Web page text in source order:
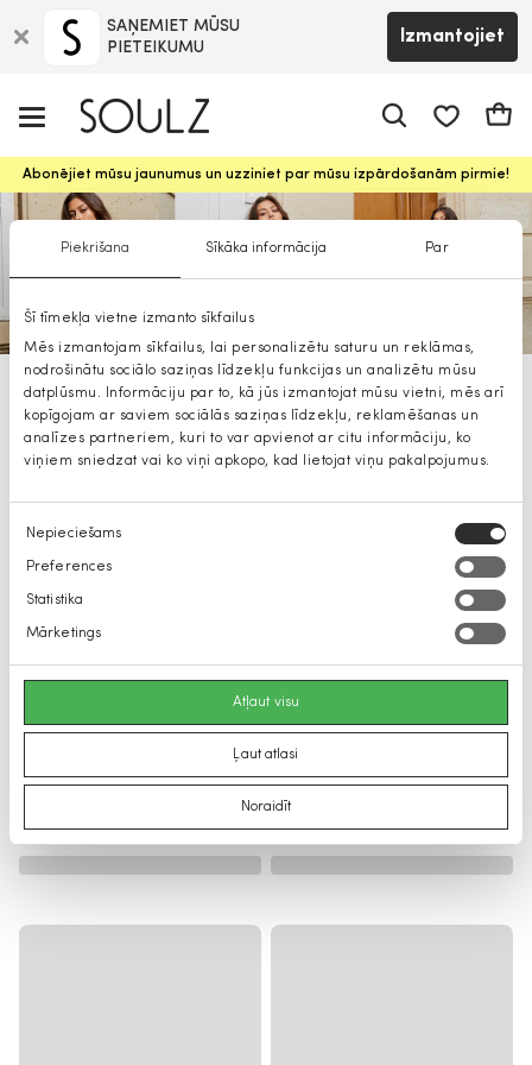
Piekrišana Sīkāka informācija Par
Šī tīmekļa vietne izmanto sīkfailus
Mēs izmantojam sīkfailus, lai personalizētu saturu un reklāmas,
nodrošinātu sociālo saziņas līdzekļu funkcijas un analizētu mūsu
datplūsmu. Informāciju par to, kā jūs izmantojat mūsu vietni, mēs arī
kopīgojam ar saviem sociālās saziņas līdzekļu, reklamēšanas un
analīzes partneriem, kuri to var apvienot ar citu informāciju, ko
viņiem sniedzat vai ko viņi apkopo, kad lietojat viņu pakalpojumus.
Piekrišanas
izvēle
Nepieciešams
Preferences
Statistika
Mārketings
Atļaut visu
Ļaut atlasi
Noraidīt
SAŅEMIET MŪSU
PIETEIKUMU
Izmantojiet
Abonējiet mūsu jaunumus un uzziniet par mūsu izpārdošanām pirmie!
Morgan cimdi sievietēm